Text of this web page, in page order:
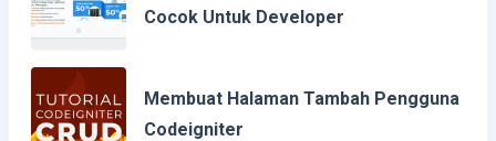
Cocok Untuk Developer
Membuat Halaman Tambah Pengguna
Codeigniter